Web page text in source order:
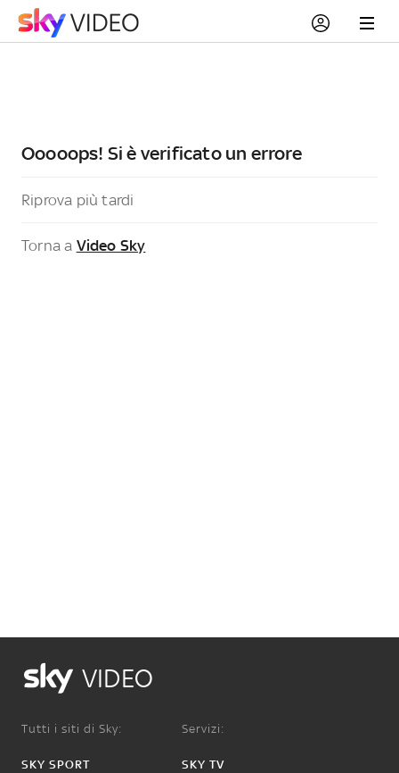
Ooooops! Si è verificato un errore
Riprova più tardi
Torna a Video Sky
VIDEO
Tutti i siti di Sky:
SKY SPORT
Servizi:
SKY TV